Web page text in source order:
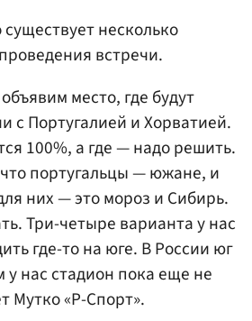
несколько
встречи.
место, где будут
с Португалией и Хорватией.
100%, а где — надо решить.
португальцы — южане, и
них — это мороз и Сибирь.
Три-четыре варианта у нас
где-то на юге. В России юг
у нас стадион пока еще не
Мутко «Р-Спорт».